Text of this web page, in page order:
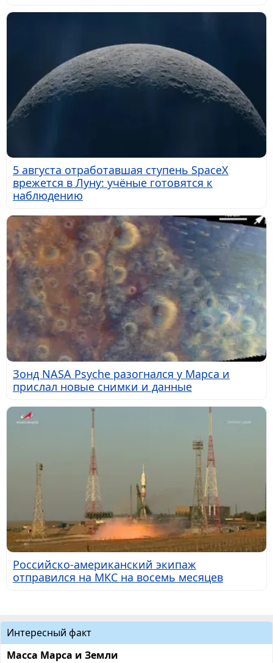
5 августа отработавшая ступень SpaceX
врежется в Луну: учёные готовятся к
наблюдению
Зонд NASA Psyche разогнался у Марса и
прислал новые снимки и данные
Российско-американский экипаж
отправился на МКС на восемь месяцев
Интересный факт
Масса Марса и Земли